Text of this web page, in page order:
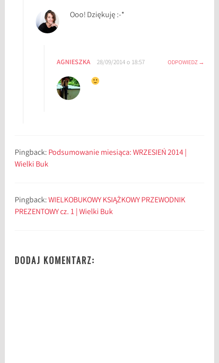
Ooo! Dziękuję :-*
AGNIESZKA 28/09/2014 o 18:57 ODPOWIEDZ
Pingback: Podsumowanie miesiąca: WRZESIEŃ 2014 |
Wielki Buk
Pingback:WIELKOBUKOWY KSIĄŻKOWY PRZEWODNIK
PREZENTOWY cz. 1 | Wielki Buk
DODAJ KOMENTARZ: